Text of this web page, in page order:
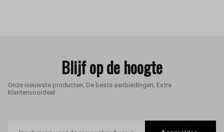
Blijf op de hoogte
Onze nieuwste producten, De beste aanbiedingen, Extra
klantenvoordeel